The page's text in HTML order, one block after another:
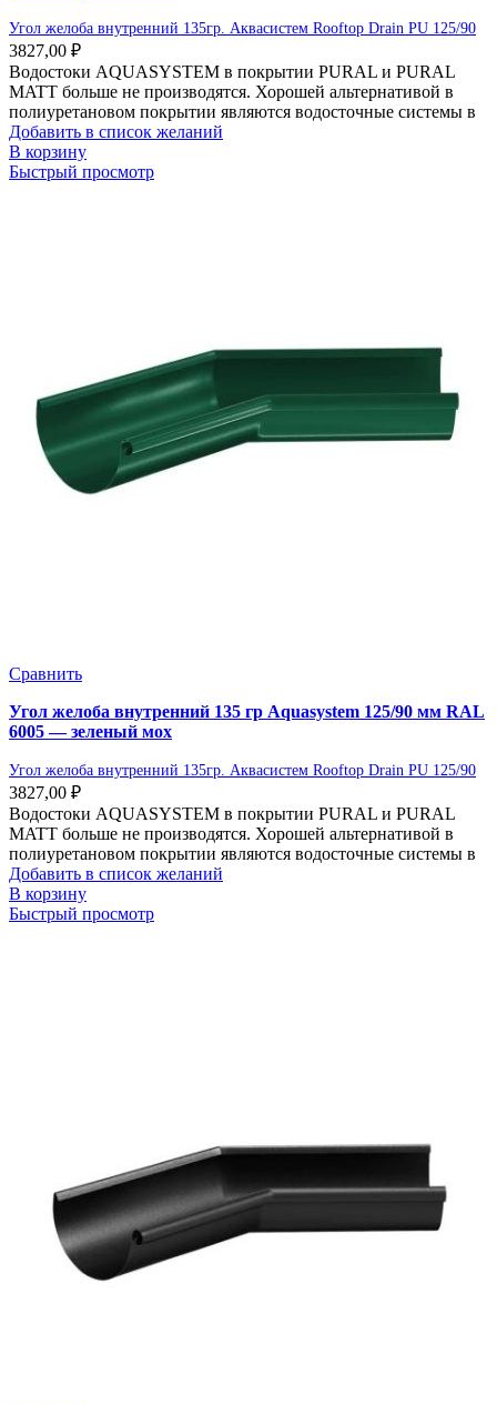
Угол желоба внутренний 135гр. Аквасистем Rooftop Drain PU 125/90
3827,00 ₽
Водостоки AQUASYSTEM в покрытии PURAL и PURAL
MATT больше не производятся. Хорошей альтернативой в
полиуретановом покрытии являются водосточные системы в
Добавить в список желаний
В корзину
Быстрый просмотр
Сравнить
Угол желоба внутренний 135 гр Aquasystem 125/90 мм RAL
6005 — зеленый мох
Угол желоба внутренний 135гр. Аквасистем Rooftop Drain PU 125/90
3827,00 ₽
Водостоки AQUASYSTEM в покрытии PURAL и PURAL
MATT больше не производятся. Хорошей альтернативой в
полиуретановом покрытии являются водосточные системы в
Добавить в список желаний
В корзину
Быстрый просмотр